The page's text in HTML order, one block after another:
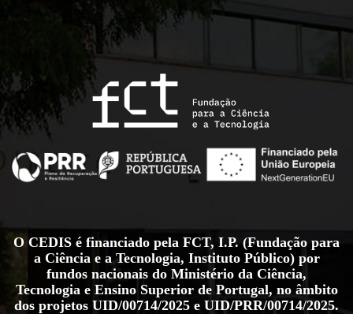
O CEDIS é financiado pela FCT, I.P. (Fundação para
a Ciência e a Tecnologia, Instituto Público) por
fundos nacionais do Ministério da Ciência,
Tecnologia e Ensino Superior de Portugal, no âmbito
dos projetos UID/00714/2025 e UID/PRR/00714/2025.